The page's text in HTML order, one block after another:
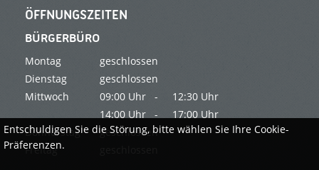
ÖFFNUNGSZEITEN
BÜRGERBÜRO
Montag
geschlossen
Dienstag
geschlossen
Mittwoch
09:00 Uhr - 12:30 Uhr
14:00 Uhr -
17:00 Uhr
Donnerstag
geschlossen
Freitag
Entschuldigen Sie die Störung, bitte wählen Sie Ihre Cookie-
Präferenzen.